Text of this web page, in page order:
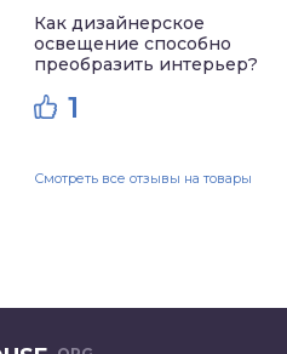
Как дизайнерское
освещение способно
преобразить интерьер?
1
Смотреть все отзывы на товары